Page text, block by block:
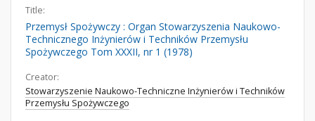
Title:
Przemysł Spożywczy : Organ Stowarzyszenia Naukowo-
Technicznego Inżynierów i Techników Przemysłu
Spożywczego Tom XXXII, nr 1 (1978)
Creator:
Stowarzyszenie Naukowo-Techniczne Inżynierów i Techników
Przemysłu Spożywczego